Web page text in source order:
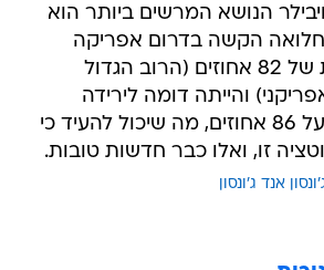
הנושא המרשים ביותר הוא
הקשה בדרום אפריקה
שעמדה על יעילות של 82 אחוזים (הרוב הגדול
והייתה דומה לירידה
בארה"ב שעמדה על 86 אחוזים, מה שיכול להעיד כי
זו, ואלו כבר חדשות טובות.
אנד ג'ונסון